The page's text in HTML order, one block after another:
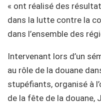
« ont réalisé des
dans la lutte contre la
dans l’ensemble des
Intervenant lors d’un
au rôle de la douane
stupéfiants, organisé à
de la fête de la douane,